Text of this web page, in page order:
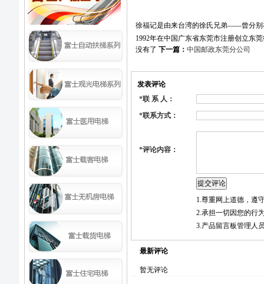
徐福记是由来台湾的徐氏兄弟——曾分别
1992年在中国广东省东莞市注册创立东
没有了 下一篇： 中国邮政东莞分公司
发表评论
*联 系 人：
*联系方式：
*评论内容：
1.尊重网上道德，遵
2.承担一切因您的行
3.产品留言板管理人
最新评论
暂无评论